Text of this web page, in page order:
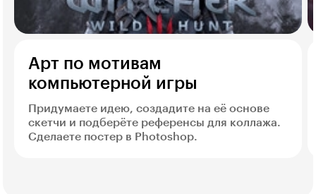
Арт по мотивам
компьютерной игры
Придумаете идею, создадите на её основе
скетчи и подберёте референсы для коллажа.
Сделаете постер в Photoshop.